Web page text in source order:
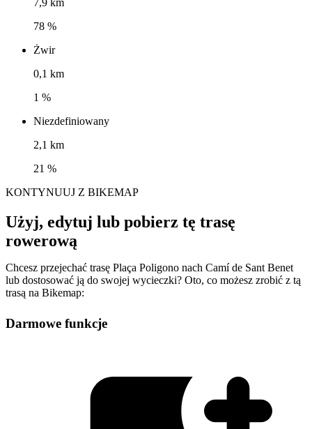
78 %
Żwir
0,1 km
1 %
Niezdefiniowany
2,1 km
21 %
KONTYNUUJ Z BIKEMAP
Użyj, edytuj lub pobierz tę trasę
rowerową
Chcesz przejechać trasę Plaça Poligono nach Camí de Sant Benet
lub dostosować ją do swojej wycieczki? Oto, co możesz zrobić z tą
trasą na Bikemap:
Darmowe funkcje